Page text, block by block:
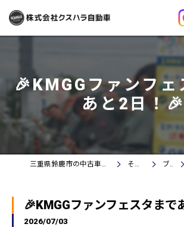
🎉KMGGファンフ
あと2日！🎉
三重県鈴鹿市の中古車なら株式会社クスハラ自動車 その他情報 ブログ
🎉KMGGファンフェスタまで
2026/07/03